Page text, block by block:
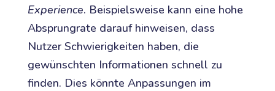
Experience. Beispielsweise kann eine hohe
Absprungrate darauf hinweisen, dass
Nutzer Schwierigkeiten haben, die
gewünschten Informationen schnell zu
finden. Dies könnte Anpassungen im